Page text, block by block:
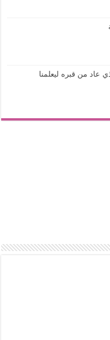
عاد من قبره ليعلمنا